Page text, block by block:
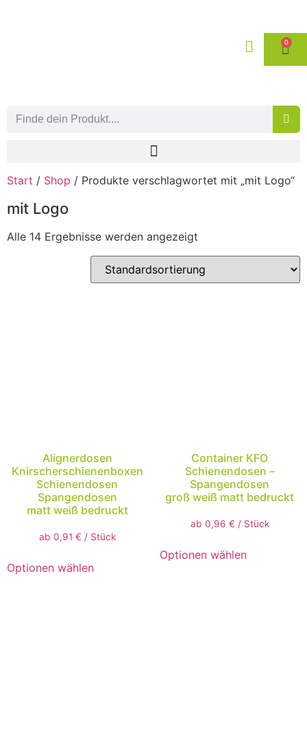
0
Start / Shop / Produkte verschlagwortet mit „mit Logo“
mit Logo
Alle 14 Ergebnisse werden angezeigt
Alignerdosen
Knirscherschienenboxen
Schienendosen
Spangendosen
matt weiß bedruckt
ab 0,91 € / Stück
Optionen wählen
Container KFO
Schienendosen –
Spangendosen
groß weiß matt bedruckt
ab 0,96 € / Stück
Optionen wählen